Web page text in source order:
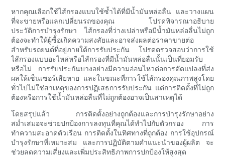
หากคุณเลือกใช้ไส้กรองแบบใช้ซ้ำได้ที่มีน้ำมันหล่อลื่น และวางแผน
ที่จะขายหรือแลกเปลี่ยนรถของคุณ โปรดพิจารณาอธิบาย
ประวัติการบำรุงรักษา ไส้กรองที่ว่างเปล่าหรือมีน้ำมันหล่อลื่นไม่ถูก
ต้องจะทำให้ผู้ซื้อเกิดความสงสัยและอาจส่งผลต่อราคาขายต่อ
สำหรับรถยนต์ที่อยู่ภายใต้การรับประกัน โปรดตรวจสอบว่าการใช้
ไส้กรองแบบอะไหล่หรือไส้กรองที่มีน้ำมันหล่อลื่นนั้นเป็นที่ยอมรับ
หรือไม่ การรับประกันบางอย่างมีความอ่อนไหวต่อการดัดแปลงที่ส่ง
ผลให้เซ็นเซอร์เสียหาย และในขณะที่การใช้ไส้กรองคุณภาพสูงโดย
ทั่วไปไม่ใช่สาเหตุของการปฏิเสธการรับประกัน แต่การติดตั้งที่ไม่ถูก
ต้องหรือการใช้น้ำมันหล่อลื่นที่ไม่ถูกต้องอาจเป็นสาเหตุได้
โดยสรุปแล้ว การติดตั้งอย่างถูกต้องและการบำรุงรักษาอย่าง
สม่ำเสมอจะช่วยปกป้องการลงทุนที่คุณได้ทำไปกับตัวกรอง การ
ทำความสะอาดตัวเรือน การติดตั้งในทิศทางที่ถูกต้อง การใช้อุปกรณ์
บำรุงรักษาที่เหมาะสม และการปฏิบัติตามคำแนะนำของผู้ผลิต จะ
ช่วยลดความเสี่ยงและเพิ่มประสิทธิภาพการปกป้องให้สูงสุด